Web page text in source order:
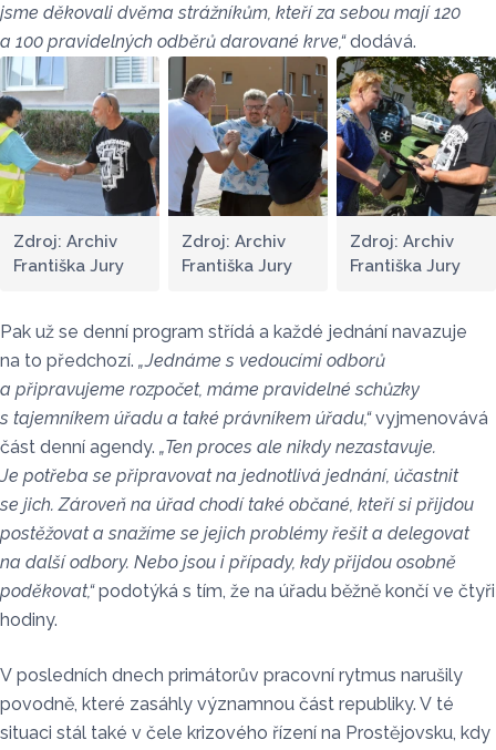
jsme děkovali dvěma strážníkům, kteří za sebou mají 120
a 100 pravidelných odběrů darované krve,“dodává.
Zdroj: Archiv
Františka Jury
Zdroj: Archiv
Františka Jury
Zdroj: Archiv
Františka Jury
Pak už se denní program střídá a každé jednání navazuje
na to předchozí. „Jednáme s vedoucími odborů
a připravujeme rozpočet, máme pravidelné schůzky
s tajemníkem úřadu a také právníkem úřadu,“vyjmenovává
část denní agendy. „Ten proces ale nikdy nezastavuje.
Je potřeba se připravovat na jednotlivá jednání, účastnit
se jich. Zároveň na úřad chodí také občané, kteří si přijdou
postěžovat a snažíme se jejich problémy řešit a delegovat
na další odbory. Nebo jsou i případy, kdy přijdou osobně
poděkovat,“podotýká s tím, že na úřadu běžně končí ve čtyři
hodiny.
V posledních dnech primátorův pracovní rytmus narušily
povodně, které zasáhly významnou část republiky. V té
situaci stál také v čele krizového řízení na Prostějovsku, kdy